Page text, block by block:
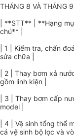
THÁNG 8 VÀ THÁNG
| **STT** | **Hạng
chú** |
| 1 | Kiểm tra, chẩn
sửa chữa |
| 2 | Thay bơm xả
gồm linh kiện |
| 3 | Thay bơm cấp
model |
| 4 | Vệ sinh tổng thể
cả vệ sinh bộ lọc và